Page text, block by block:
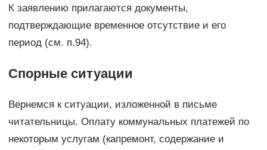
К заявлению прилагаются документы,
подтверждающие временное отсутствие и его
период (см. п.94).
Спорные ситуации
Вернемся к ситуации, изложенной в письме
читательницы. Оплату коммунальных платежей по
некоторым услугам (капремонт, содержание и